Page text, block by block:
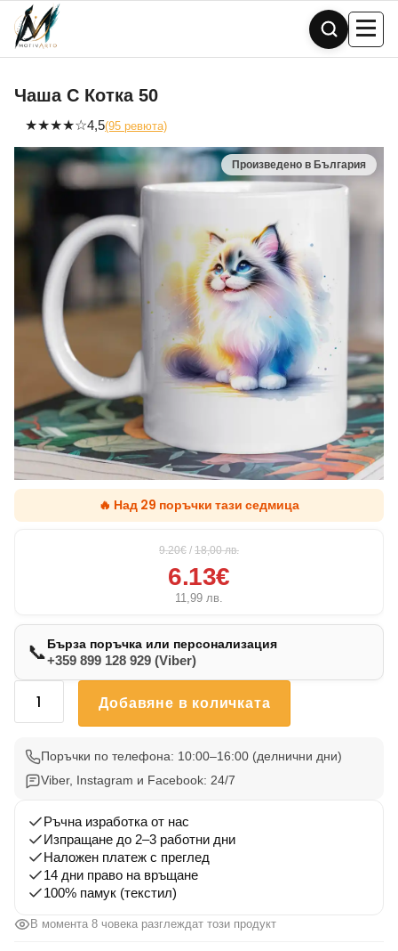
Skip
content
Чаша С Котка 50
★★★★☆4,5(95 ревюта)
🔥 Над 29 поръчки тази седмица
9.20€ / 18,00лв.
6.13€
11,99 лв.
📞Бърза поръчка или персонализация
+359 899 128 929 (Viber)
количество
Котка
Добавяне в количката
Поръчки по телефона: 10:00–16:00 (делнични дни)
Viber, Instagram и Facebook: 24/7
Ръчна изработка от нас
Изпращане до 2–3 работни дни
Наложен платеж с преглед
14 дни право на връщане
100% памук (текстил)
В момента 8 човека разглеждат този продукт